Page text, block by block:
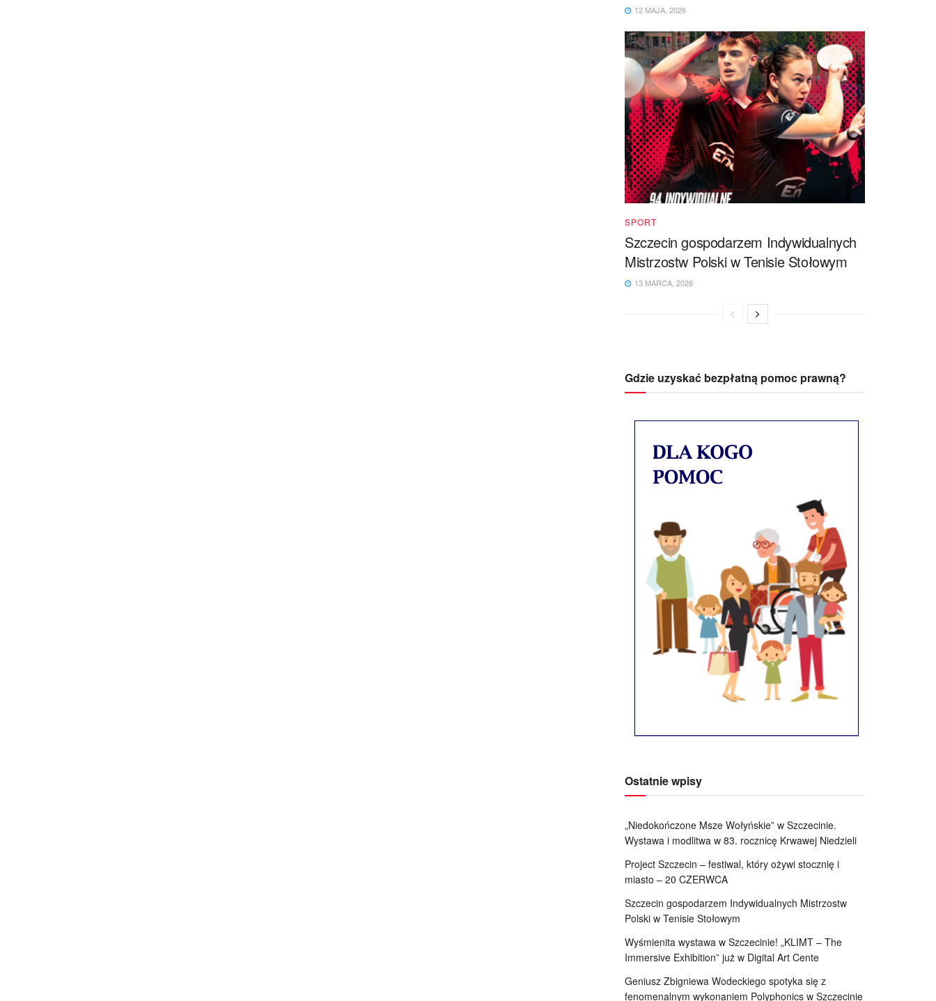
12 MAJA, 2026
SPORT
Szczecin gospodarzem Indywidualnych
Mistrzostw Polski w Tenisie Stołowym
13 MARCA, 2026
Gdzie uzyskać bezpłatną pomoc prawną?
Ostatnie wpisy
„Niedokończone Msze Wołyńskie” w Szczecinie.
Wystawa i modlitwa w 83. rocznicę Krwawej Niedzieli
Project Szczecin – festiwal, który ożywi stocznię i
miasto – 20 CZERWCA
Szczecin gospodarzem Indywidualnych Mistrzostw
Polski w Tenisie Stołowym
Wyśmienita wystawa w Szczecinie! „KLIMT – The
Immersive Exhibition” już w Digital Art Cente
Geniusz Zbigniewa Wodeckiego spotyka się z
fenomenalnym wykonaniem Polyphonics w Szczecinie